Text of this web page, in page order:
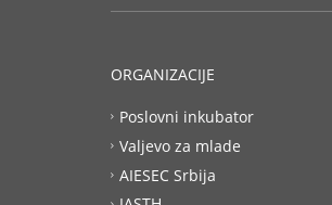
ORGANIZACIJE
Poslovni inkubator
Valjevo za mlade
AIESEC Srbija